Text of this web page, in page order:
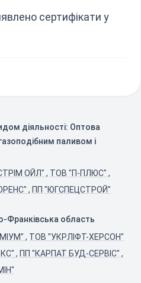
сертифікати у
діяльності: Оптова
паливом і
ОЙЛ" , ТОВ "П-ПЛЮС" ,
, ПП "ЮГСПЕЦСТРОЙ"
Франківська область
, ТОВ "УКРЛІФТ-ХЕРСОН"
, ПП "КАРПАТ БУД-СЕРВІС" ,